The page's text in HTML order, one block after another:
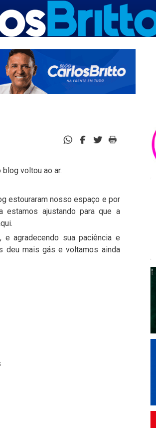
voltou ao ar.
estouraram nosso espaço e por
estamos ajustando para que a
e agradecendo sua paciência e
deu mais gás e voltamos ainda